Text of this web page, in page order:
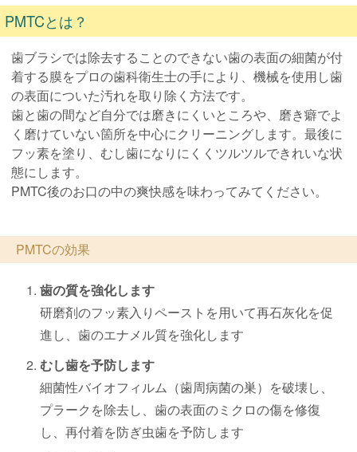
PMTCとは？
歯ブラシでは除去することのできない歯の表面の細菌が付
着する膜をプロの歯科衛生士の手により、機械を使用し歯
の表面についた汚れを取り除く方法です。
歯と歯の間など自分では磨きにくいところや、磨き癖でよ
く磨けていない箇所を中心にクリーニングします。最後に
フッ素を塗り、むし歯になりにくくツルツルできれいな状
態にします。
PMTC後のお口の中の爽快感を味わってみてください。
PMTCの効果
歯の質を強化します
研磨剤のフッ素入りペーストを用いて再石灰化を促
進し、歯のエナメル質を強化します
むし歯を予防します
細菌性バイオフィルム（歯周病菌の巣）を破壊し、
プラークを除去し、歯の表面のミクロの傷を修復
し、再付着を防ぎ虫歯を予防します